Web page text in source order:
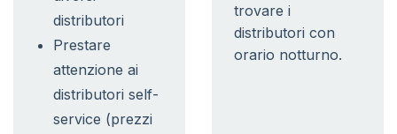
distributori
Prestare
attenzione ai
distributori self-
service (prezzi
trovare i
distributori con
orario notturno.